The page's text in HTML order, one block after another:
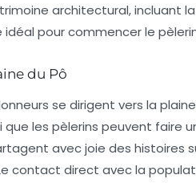
architectural, incluant
pour commencer le
du Pô
se dirigent vers la
que les pèlerins peuvent faire
avec joie des histoires
contact direct avec la